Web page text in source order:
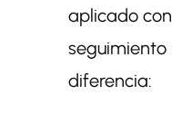
aplicado
seguimiento
diferencia: